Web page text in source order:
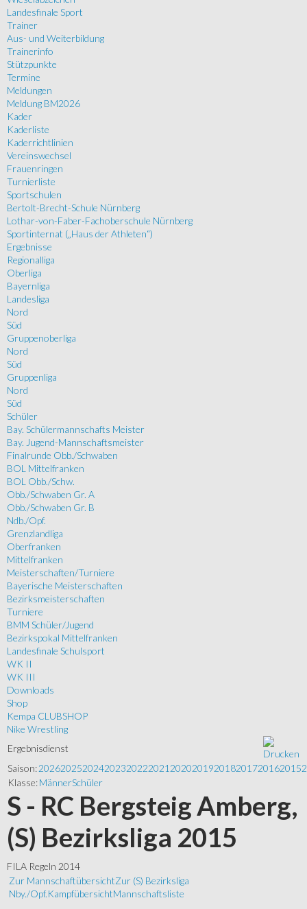
Landesfinale Sport
Trainer
Aus- und Weiterbildung
Trainerinfo
Stützpunkte
Termine
Meldungen
Meldung BM2026
Kader
Kaderliste
Kaderrichtlinien
Vereinswechsel
Frauenringen
Turnierliste
Sportschulen
Bertolt-Brecht-Schule Nürnberg
Lothar-von-Faber-Fachoberschule Nürnberg
Sportinternat („Haus der Athleten“)
Ergebnisse
Regionalliga
Oberliga
Bayernliga
Landesliga
Nord
Süd
Gruppenoberliga
Nord
Süd
Gruppenliga
Nord
Süd
Schüler
Bay. Schülermannschafts Meister
Bay. Jugend-Mannschaftsmeister
Finalrunde Obb./Schwaben
BOL Mittelfranken
BOL Obb./Schw.
Obb./Schwaben Gr. A
Obb./Schwaben Gr. B
Ndb./Opf.
Grenzlandliga
Oberfranken
Mittelfranken
Meisterschaften/Turniere
Bayerische Meisterschaften
Bezirksmeisterschaften
Turniere
BMM Schüler/Jugend
Bezirkspokal Mittelfranken
Landesfinale Schulsport
WK II
WK III
Downloads
Shop
Kempa CLUBSHOP
Nike Wrestling
Ergebnisdienst
Saison:202620252024202320222021 202020192018201720162015
Klasse:MännerSchüler
S - RC Bergsteig Amberg,
(S) Bezirksliga 2015
FILA Regeln 2014
Zur MannschaftübersichtZur (S) Bezirksliga
Nby./Opf.KampfübersichtMannschaftsliste